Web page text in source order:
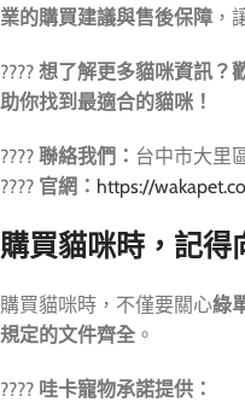
業的購買建議與售後保障 ，
???? 想了解更多貓咪資訊？
助你找到最適合的貓咪！
???? 聯絡我們： 台中市大里
???? 官網： https://
購買貓咪時，記得
購買貓咪時，不僅要關心綠
規定的文件齊全 。
???? 哇卡寵物承諾提供：